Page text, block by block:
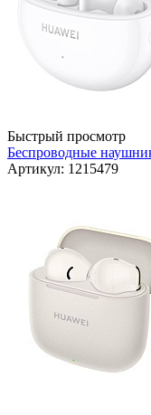
Быстрый просмотр
Беспроводные
Артикул: 1215479